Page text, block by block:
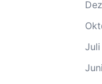
Juli